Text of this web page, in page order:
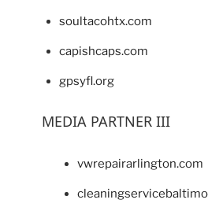
soultacohtx.com
capishcaps.com
gpsyfl.org
MEDIA PARTNER III
vwrepairarlington.com